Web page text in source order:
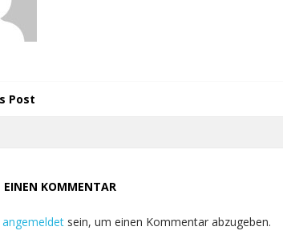
Post
EINEN KOMMENTAR
angemeldet sein, um einen Kommentar abzugeben.